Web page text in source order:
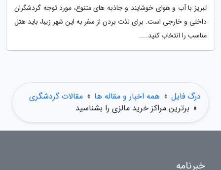
تبریز با آب و هوای خوشایند و جاذبه های متنوع، مورد توجه گردشگران
داخلی و خارجی است. برای لذت بردن از سفر به این شهر زیبا، باید هتل
مناسب را انتخاب کنید....
درگ فایل » همه اخبار و مقاله ها » مقالات گردشگری
» برترین مراکز خرید مالزی را بشناسید
خبرنامه